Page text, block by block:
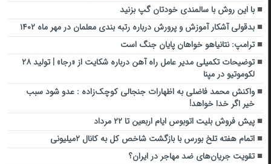
با این روش با سالمندی خودتان گپ بزنید
بدقولی آشکار آموزش و پرورش درباره رتبه بندی معلمان در مهر ماه ۱۴۰۲
ترامپ: نتانیاهو خواهان پایان جنگ است
توضیحات تکمیلی مدیر عامل راه آهن درباره شکایت از «رجا» | تولید ۲۸
لکوموتیو در مپنا
واکنش محمد فاضلی به اظهارات جنجالی کوچک‌زاده : عدو شود سبب
خیر اگر خدا خواهد!
پیش فروش بلیت اتوبوس ایام اربعین تا ۲۲ مرداد
اتمام هفته تلخ بورس با بازگشت شاخص کل به کانال ۲میلیونی
تقویت جریان‌های ضد مهاجر در ایران؟